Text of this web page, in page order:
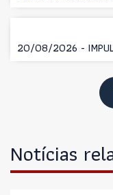
20/08/2026 -
Notícias